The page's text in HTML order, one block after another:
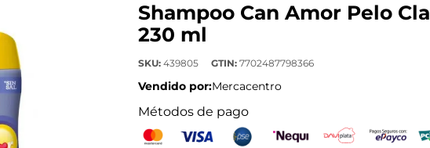
Shampoo Can Amor Pelo
230 ml
SKU: 439805 GTIN: 7702487798366
Vendido por:Mercacentro
Métodos de pago